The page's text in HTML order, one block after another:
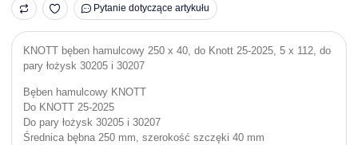
Pytanie dotyczące artykułu
KNOTT bęben hamulcowy 250 x 40, do Knott 25-2025, 5 x 112, do
pary łożysk 30205 i 30207
Bęben hamulcowy KNOTT
Do KNOTT 25-2025
Do pary łożysk 30205 i 30207
Średnica bębna 250 mm, szerokość szczęki 40 mm